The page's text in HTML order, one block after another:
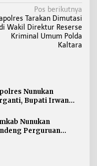
Pos berikutnya
Tarakan Dimutasi
Wakil Direktur Reserse
Kriminal Umum Polda
Kaltara
Nunukan
Bupati Irwan
Stabilitas Wilayah
Nunukan
Perguruan